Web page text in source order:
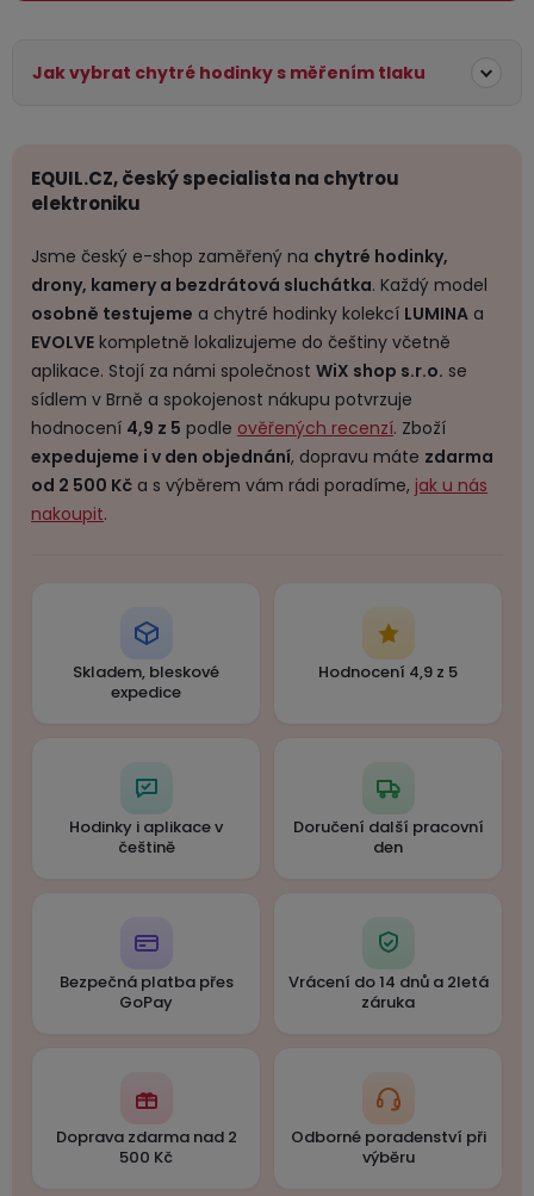
Jak vybrat chytré hodinky s měřením tlaku
EQUIL.CZ, český specialista na chytrou
elektroniku
Jsme český e-shop zaměřený na chytré hodinky,
drony, kamery a bezdrátová sluchátka. Každý model
osobně testujeme a chytré hodinky kolekcí LUMINA a
EVOLVE kompletně lokalizujeme do češtiny včetně
aplikace. Stojí za námi společnost WiX shop s.r.o. se
sídlem v Brně a spokojenost nákupu potvrzuje
hodnocení 4,9 z 5 podle ověřených recenzí. Zboží
expedujeme i v den objednání, dopravu máte zdarma
od 2 500 Kč a s výběrem vám rádi poradíme, jak u nás
nakoupit.
Skladem, bleskové
expedice
Hodnocení 4,9 z 5
Hodinky i aplikace v
češtině
Doručení další pracovní
den
Bezpečná platba přes
GoPay
Vrácení do 14 dnů a 2letá
záruka
Doprava zdarma nad 2
500 Kč
Odborné poradenství při
výběru